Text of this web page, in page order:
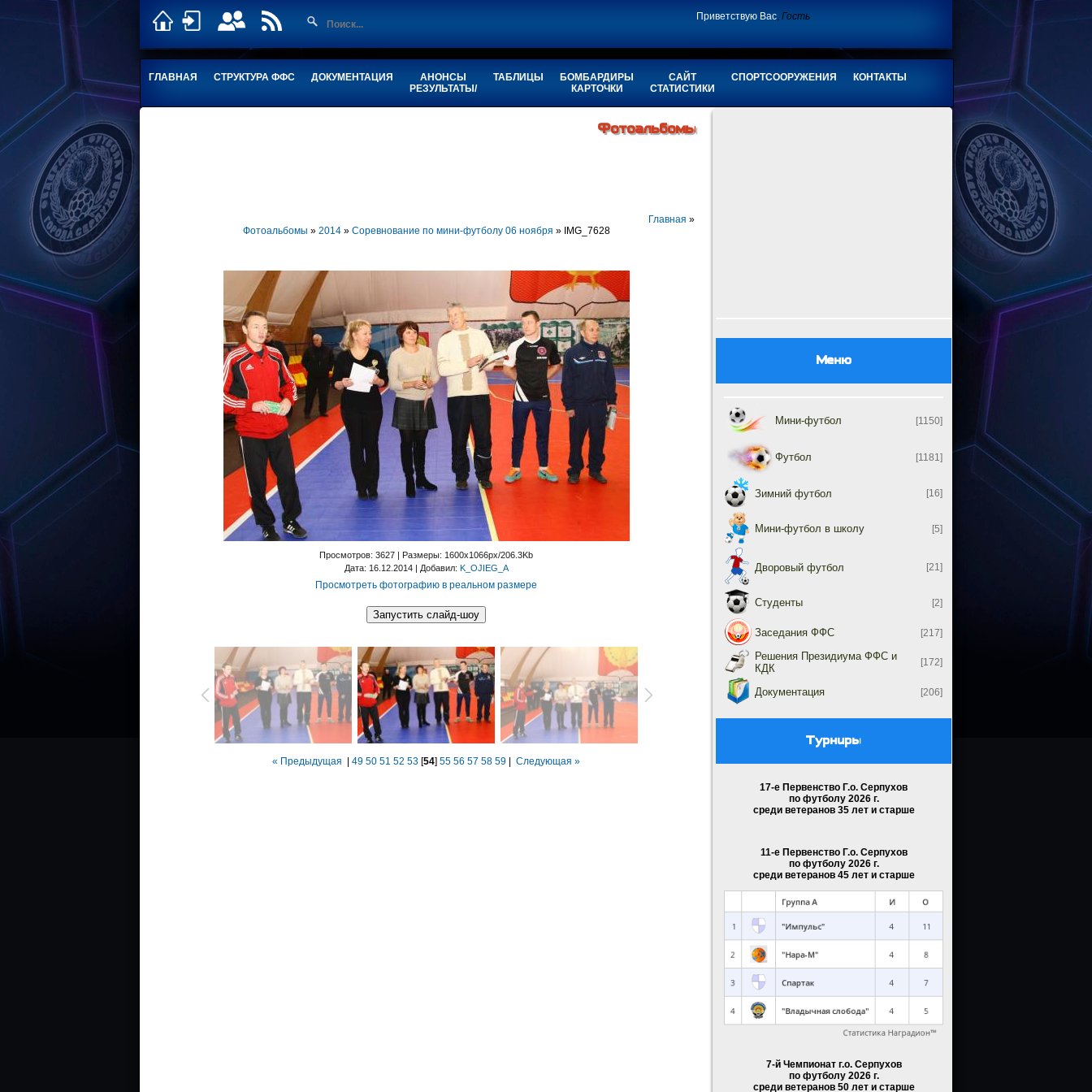
Приветствую Вас,Гость
ГЛАВНАЯ СТРУКТУРА ФФС ДОКУМЕНТАЦИЯ
АНОНСЫ
РЕЗУЛЬТАТЫ/
ТАБЛИЦЫ
БОМБАРДИРЫ
КАРТОЧКИ
САЙТ
СТАТИСТИКИ
СПОРТСООРУЖЕНИЯ КОНТАКТЫ
Фотоальбомы
Главная »
Фотоальбомы » 2014» Соревнование по мини-футболу 06 ноября » IMG_7628
Просмотров: 3627 | Размеры: 1600x1066px/206.3Kb
Дата: 16.12.2014 | Добавил: K_OJIEG_A
Просмотреть фотографию в реальном размере
« Предыдущая 49 50 51 52 53 [54] 55 56 57 58 59 Следующая »
Меню
Мини-футбол [1150]
Футбол [1181]
Зимний футбол [16]
Мини-футбол в школу [5]
Дворовый футбол [21]
Студенты [2]
Заседания ФФС [217]
Решения Президиума ФФС и
КДК
[172]
Документация [206]
Турниры
17-е Первенство Г.о. Серпухов
по футболу 2026 г.
среди ветеранов 35 лет и старше
11-е Первенство Г.о. Серпухов
по футболу 2026 г.
среди ветеранов 45 лет и старше
7-й Чемпионат г.о. Серпухов
по футболу 2026 г.
среди ветеранов 50 лет и старше